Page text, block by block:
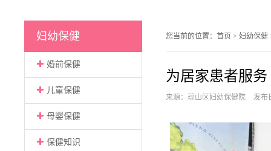
妇幼保健
婚前保健
儿童保健
母婴保健
保健知识
您当前的位置： 首页 > 妇幼保健
为居家患者服务
来源：琼山区妇幼保健院 发布